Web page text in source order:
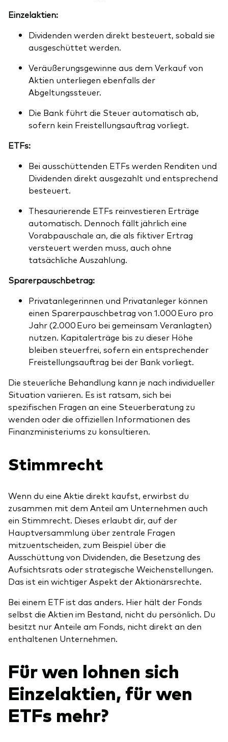
Einzelaktien:
Dividenden werden direkt besteuert, sobald sie
ausgeschüttet werden.
Veräußerungsgewinne aus dem Verkauf von
Aktien unterliegen ebenfalls der
Abgeltungssteuer.
Die Bank führt die Steuer automatisch ab,
sofern kein Freistellungsauftrag vorliegt.
ETFs:
Bei ausschüttenden ETFs werden Renditen und
Dividenden direkt ausgezahlt und entsprechend
besteuert.
Thesaurierende ETFs reinvestieren Erträge
automatisch. Dennoch fällt jährlich eine
Vorabpauschale an, die als fiktiver Ertrag
versteuert werden muss, auch ohne
tatsächliche Auszahlung.
Sparerpauschbetrag:
Privatanlegerinnen und Privatanleger können
einen Sparerpauschbetrag von 1.000 Euro pro
Jahr (2.000 Euro bei gemeinsam Veranlagten)
nutzen. Kapitalerträge bis zu dieser Höhe
bleiben steuerfrei, sofern ein entsprechender
Freistellungsauftrag bei der Bank vorliegt.
Die steuerliche Behandlung kann je nach individueller
Situation variieren. Es ist ratsam, sich bei
spezifischen Fragen an eine Steuerberatung zu
wenden oder die offiziellen Informationen des
Finanzministeriums zu konsultieren.
Stimmrecht
Wenn du eine Aktie direkt kaufst, erwirbst du
zusammen mit dem Anteil am Unternehmen auch
ein Stimmrecht. Dieses erlaubt dir, auf der
Hauptversammlung über zentrale Fragen
mitzuentscheiden, zum Beispiel über die
Ausschüttung von Dividenden, die Besetzung des
Aufsichtsrats oder strategische Weichenstellungen.
Das ist ein wichtiger Aspekt der Aktionärsrechte.
Bei einem ETF ist das anders. Hier hält der Fonds
selbst die Aktien im Bestand, nicht du persönlich. Du
besitzt nur Anteile am Fonds, nicht direkt an den
enthaltenen Unternehmen.
Für wen lohnen sich
Einzelaktien, für wen
ETFs mehr?